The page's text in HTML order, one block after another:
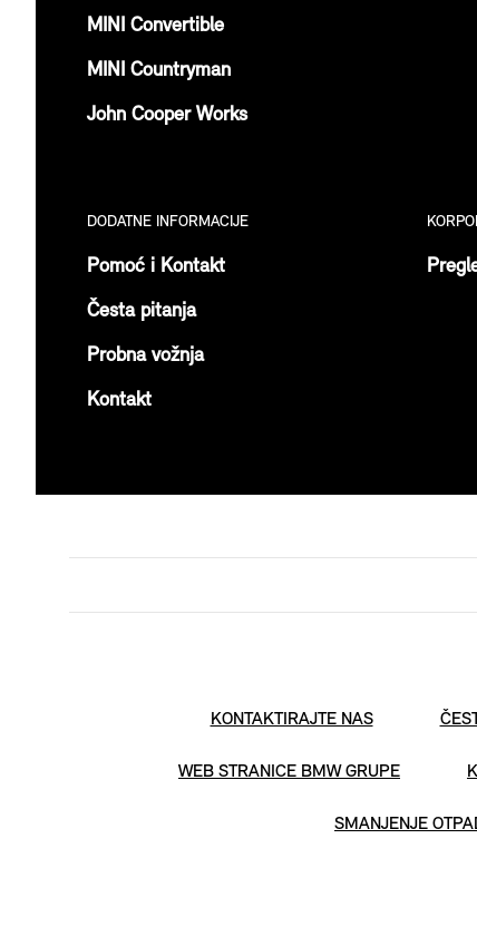
MINI Convertible
MINI Countryman
John Cooper Works
DODATNE INFORMACIJE
Pomoć i Kontakt
Česta pitanja
Probna vožnja
Kontakt
KONTAKTIRAJTE NAS
WEB STRANICE BMW GRUPE
SMANJENJE